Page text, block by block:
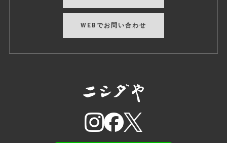
WEBでお問い合わせ